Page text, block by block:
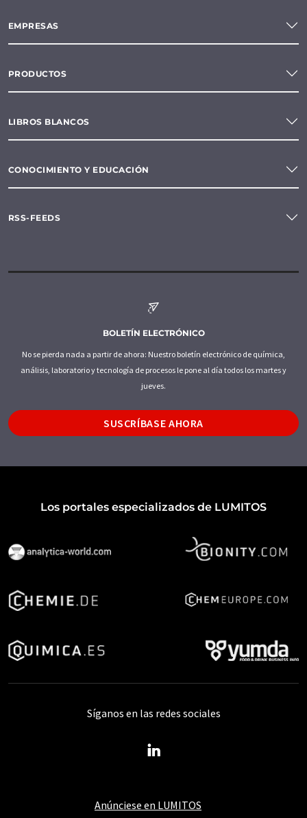
EMPRESAS
PRODUCTOS
LIBROS BLANCOS
CONOCIMIENTO Y EDUCACIÓN
RSS-FEEDS
BOLETÍN ELECTRÓNICO
No se pierda nada a partir de ahora: Nuestro boletín electrónico de química,
análisis, laboratorio y tecnología de procesos le pone al día todos los martes y
jueves.
SUSCRÍBASE AHORA
Los portales especializados de LUMITOS
Anúnciese en LUMITOS
Síganos en las redes sociales